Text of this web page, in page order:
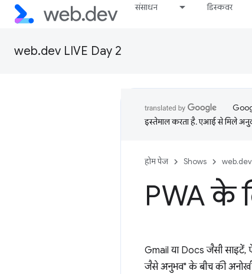
संसाधन डिस्कवर
web.dev LIVE Day 2
इस्तेमाल करता है. एआई से मिले
होम पेज Shows web.dev
PWA के
Gmail या Docs जैसी
जैसे अनुभव" के बीच की